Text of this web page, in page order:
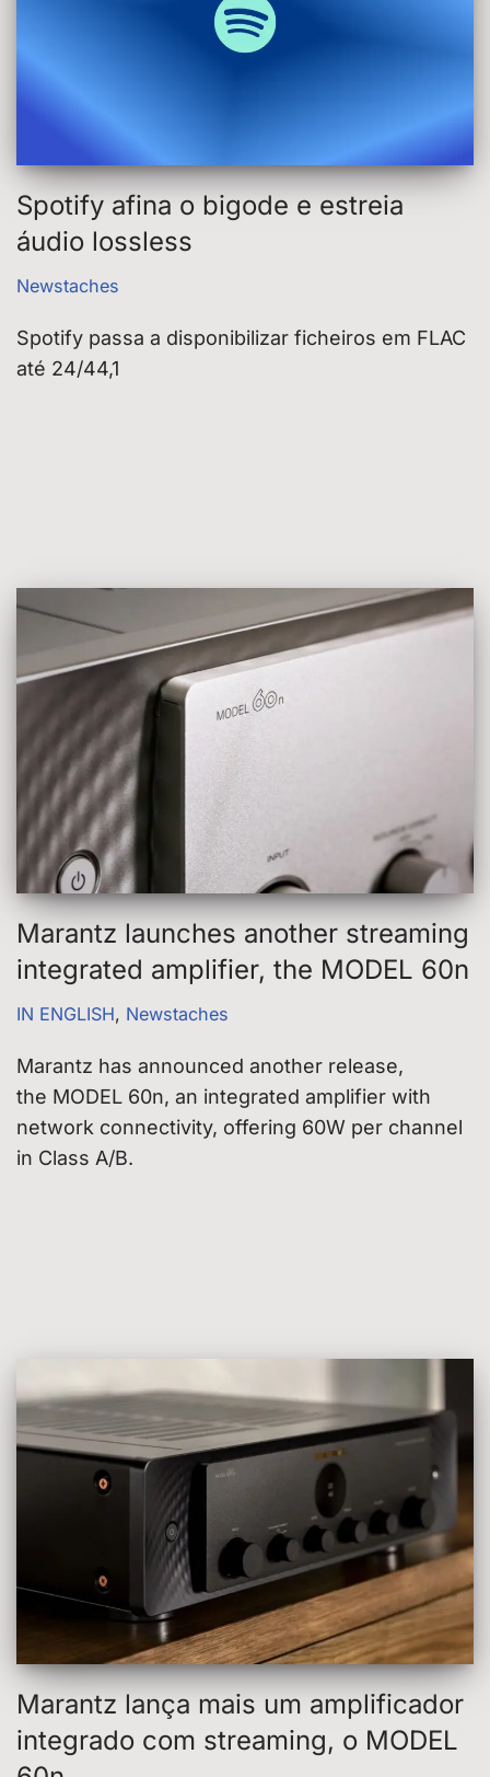
Spotify afina o bigode e estreia
áudio lossless
Newstaches
Spotify passa a disponibilizar ficheiros em FLAC
até 24/44,1
Marantz launches another streaming
integrated amplifier, the MODEL 60n
IN ENGLISH, Newstaches
Marantz has announced another release,
the MODEL 60n, an integrated amplifier with
network connectivity, offering 60W per channel
in Class A/B.
Marantz lança mais um amplificador
integrado com streaming, o MODEL